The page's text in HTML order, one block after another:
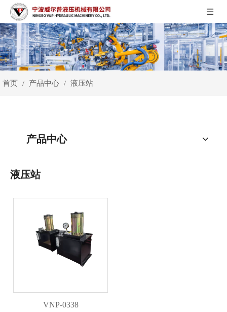
首页 / 产品中心 / 液压站
产品中心
液压站
VNP-0338